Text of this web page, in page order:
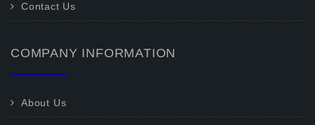
Contact Us
COMPANY INFORMATION
About Us